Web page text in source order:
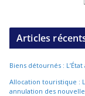
Articles
Biens détournés :
Allocation touristique :
annulation des